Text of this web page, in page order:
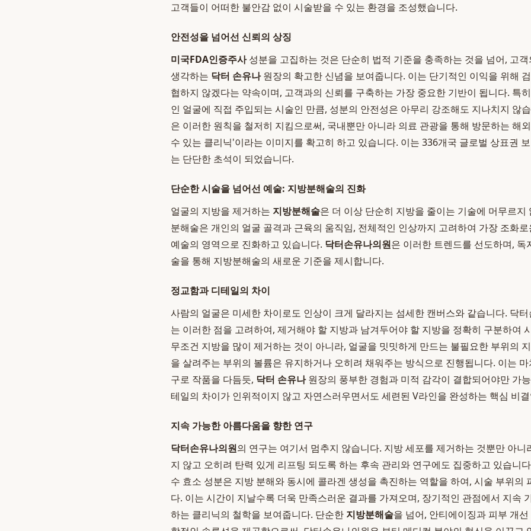
고객들이 어떠한 불안감 없이 시술받을 수 있는 환경을 조성했습니다.
안전성을 넘어선 신뢰의 상징
미국FDA인증주사성분을 고집하는 것은 단순히 법적 기준을 충족하는 것을 넘어, 고
생각하는 닥터 손유나원장의 확고한 신념을 보여줍니다. 이는 단기적인 이익을 위해
협하지 않겠다는 약속이며, 고객과의 신뢰를 구축하는 가장 중요한 기반이 됩니다. 특
인 얼굴에 직접 주입되는 시술인 만큼, 성분의 안전성은 아무리 강조해도 지나치지 않
은 이러한 원칙을 철저히 지킴으로써, 국내뿐만 아니라 의료 관광을 통해 방문하는 해
수 있는 클리닉'이라는 이미지를 확고히 하고 있습니다. 이는 336개국 글로벌 상표권
는 단단한 초석이 되었습니다.
단순한 시술을 넘어선 예술: 지방분해술의 진화
얼굴의 지방을 제거하는 지방분해술은 더 이상 단순히 지방을 줄이는 기술에 머무르지
분해술은 개인의 얼굴 골격과 근육의 움직임, 전체적인 인상까지 고려하여 가장 조화
예술의 영역으로 진화하고 있습니다. 닥터손유나의원은 이러한 트렌드를 선도하며,
술을 통해 지방분해술의 새로운 기준을 제시합니다.
정교함과 디테일의 차이
사람의 얼굴은 미세한 차이로도 인상이 크게 달라지는 섬세한 캔버스와 같습니다. 닥
는 이러한 점을 고려하여, 제거해야 할 지방과 남겨두어야 할 지방을 정확히 구분하여
무조건 지방을 많이 제거하는 것이 아니라, 얼굴을 밋밋하게 만드는 불필요한 부위의
을 살려주는 부위의 볼륨은 유지하거나 오히려 채워주는 방식으로 진행됩니다. 이는
구로 작품을 다듬듯, 닥터 손유나원장의 풍부한 경험과 미적 감각이 결합되어야만 가
테일의 차이가 인위적이지 않고 자연스러우면서도 세련된 V라인을 완성하는 핵심 비
지속 가능한 아름다움을 향한 연구
닥터손유나의원의 연구는 여기서 멈추지 않습니다. 지방 세포를 제거하는 것뿐만 아니
지 않고 오히려 탄력 있게 리프팅 되도록 하는 후속 관리와 연구에도 집중하고 있습니
수 효소 성분은 지방 분해와 동시에 콜라겐 생성을 촉진하는 역할을 하여, 시술 부위의
다. 이는 시간이 지날수록 더욱 만족스러운 결과를 가져오며, 장기적인 관점에서 지속
하는 클리닉의 철학을 보여줍니다. 단순한 지방분해술을 넘어, 안티에이징과 피부 개